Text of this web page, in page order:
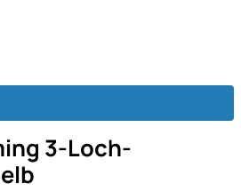
3-Loch-